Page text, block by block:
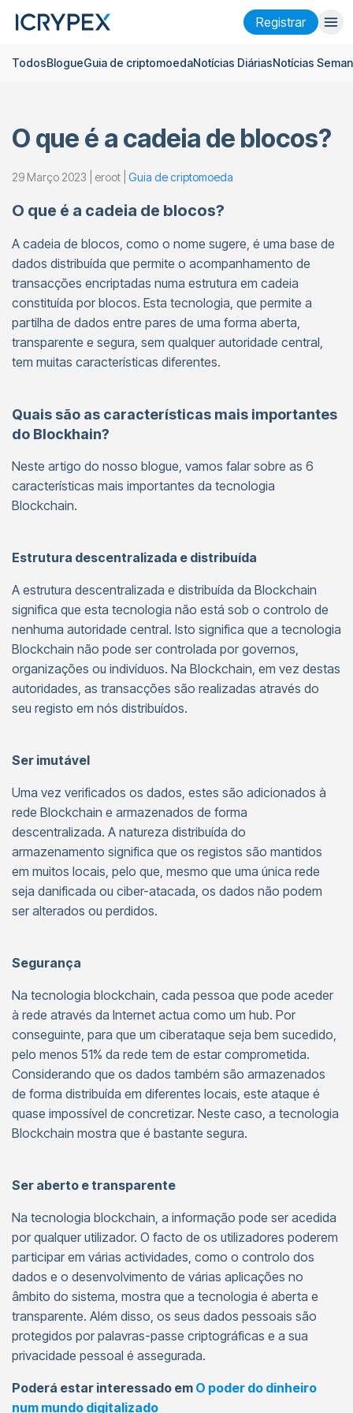
Registrar
Entrar Registrar
Empresa
Pesquisar
Ajuda
Futurosx50
Language Português
Tema
TodosBlogueGuia de criptomoedaNotícias DiáriasNotícias
O que é a cadeia de blocos?
29 Março 2023 | eroot | Guia de criptomoeda
O que é a cadeia de blocos?
A cadeia de blocos, como o nome sugere, é uma base de
dados distribuída que permite o acompanhamento de
transacções encriptadas numa estrutura em cadeia
constituída por blocos. Esta tecnologia, que permite a
partilha de dados entre pares de uma forma aberta,
transparente e segura, sem qualquer autoridade central,
tem muitas características diferentes.
Quais são as características mais importantes
do Blockhain?
Neste artigo do nosso blogue, vamos falar sobre as 6
características mais importantes da tecnologia
Blockchain.
Estrutura descentralizada e distribuída
A estrutura descentralizada e distribuída da Blockchain
significa que esta tecnologia não está sob o controlo de
nenhuma autoridade central. Isto significa que a tecnologia
Blockchain não pode ser controlada por governos,
organizações ou indivíduos. Na Blockchain, em vez destas
autoridades, as transacções são realizadas através do
seu registo em nós distribuídos.
Ser imutável
Uma vez verificados os dados, estes são adicionados à
rede Blockchain e armazenados de forma
descentralizada. A natureza distribuída do
armazenamento significa que os registos são mantidos
em muitos locais, pelo que, mesmo que uma única rede
seja danificada ou ciber-atacada, os dados não podem
ser alterados ou perdidos.
Segurança
Na tecnologia blockchain, cada pessoa que pode aceder
à rede através da Internet actua como um hub. Por
conseguinte, para que um ciberataque seja bem sucedido,
pelo menos 51% da rede tem de estar comprometida.
Considerando que os dados também são armazenados
de forma distribuída em diferentes locais, este ataque é
quase impossível de concretizar. Neste caso, a tecnologia
Blockchain mostra que é bastante segura.
Ser aberto e transparente
Na tecnologia blockchain, a informação pode ser acedida
por qualquer utilizador. O facto de os utilizadores poderem
participar em várias actividades, como o controlo dos
dados e o desenvolvimento de várias aplicações no
âmbito do sistema, mostra que a tecnologia é aberta e
transparente. Além disso, os seus dados pessoais são
protegidos por palavras-passe criptográficas e a sua
privacidade pessoal é assegurada.
Poderá estar interessado em O poder do dinheiro
num mundo digitalizado